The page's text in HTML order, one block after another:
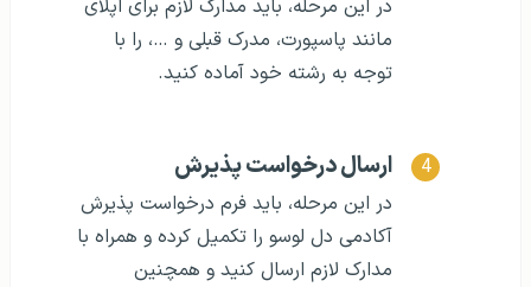
در این مرحله، باید مدارک لازم برای اپلای
مانند پاسپورت، مدرک قبلی و …، را با
توجه به رشته خود آماده کنید.
ارسال درخواست پذیرش
در این مرحله، باید فرم درخواست پذیرش
آکادمی دل لوسو را تکمیل کرده و همراه با
مدارک لازم ارسال کنید و همچنین